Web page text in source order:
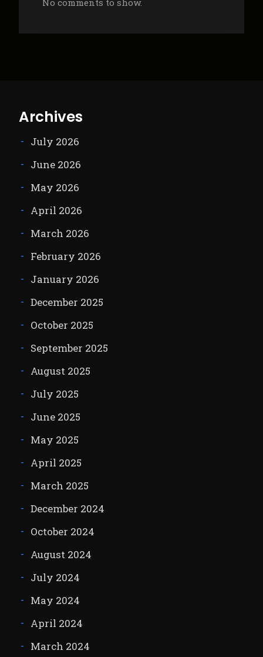
Archives
July 2026
June 2026
May 2026
April 2026
March 2026
February 2026
January 2026
December 2025
October 2025
September 2025
August 2025
July 2025
June 2025
May 2025
April 2025
March 2025
December 2024
October 2024
August 2024
July 2024
May 2024
April 2024
March 2024